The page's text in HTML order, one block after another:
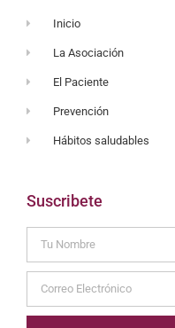
Inicio
La Asociación
El Paciente
Prevención
Hábitos saludables
Suscribete